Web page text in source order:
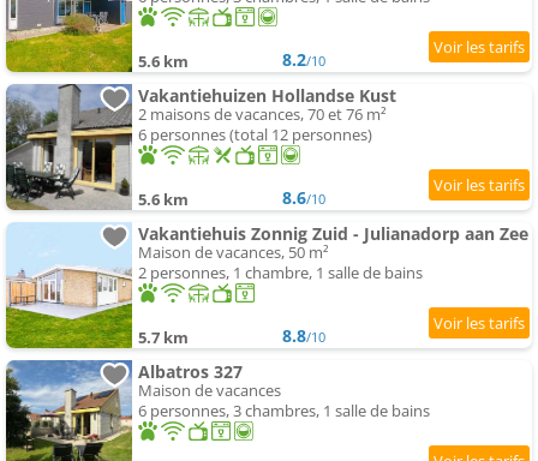
5.6 km 8.2/10
Vakantiehuizen Hollandse Kust
2 maisons de vacances, 70 et 76 m²
6 personnes (total 12 personnes)
5.6 km 8.6/10
Vakantiehuis Zonnig Zuid - Julianadorp aan Zee
Maison de vacances, 50 m²
2 personnes, 1 chambre, 1 salle de bains
5.7 km 8.8/10
Albatros 327
Maison de vacances
6 personnes, 3 chambres, 1 salle de bains